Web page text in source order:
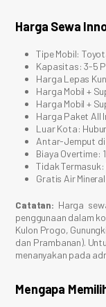
Harga Sewa
Tipe Mobil:
Kapasitas: 3-5
Harga Lepas
Harga Mobil +
Harga Mobil +
Harga Paket All
Luar Kota:
Antar-Jemput di
Biaya Overtime:
Tidak
Gratis Air Mineral
Catatan: Harga
penggunaan dalam
Kulon Progo,
dan Prambanan).
menanyakan pada
Mengapa